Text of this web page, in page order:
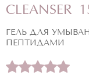
CLEANSER
ГЕЛЬ ДЛЯ
ПЕПТИДАМИ